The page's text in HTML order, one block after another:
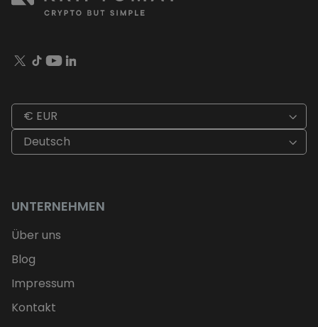
€ EUR
Deutsch
UNTERNEHMEN
Über uns
Blog
Impressum
Kontakt